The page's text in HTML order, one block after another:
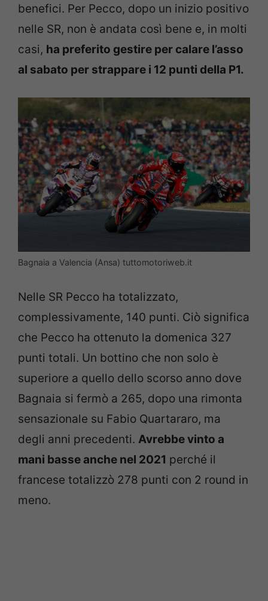
benefici. Per Pecco, dopo un inizio positivo
nelle SR, non è andata così bene e, in molti
casi, ha preferito gestire per calare l’asso
al sabato per strappare i 12 punti della P1.
Bagnaia a Valencia (Ansa) tuttomotoriweb.it
Nelle SR Pecco ha totalizzato,
complessivamente, 140 punti. Ciò significa
che Pecco ha ottenuto la domenica 327
punti totali. Un bottino che non solo è
superiore a quello dello scorso anno dove
Bagnaia si fermò a 265, dopo una rimonta
sensazionale su Fabio Quartararo, ma
degli anni precedenti. Avrebbe vinto a
mani basse anche nel 2021 perché il
francese totalizzò 278 punti con 2 round in
meno.